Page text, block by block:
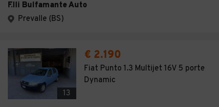
F.lli Bulfamante Auto
Prevalle (BS)
13
€ 2.190
Fiat Punto 1.3 Multijet 16V 5 porte
Dynamic